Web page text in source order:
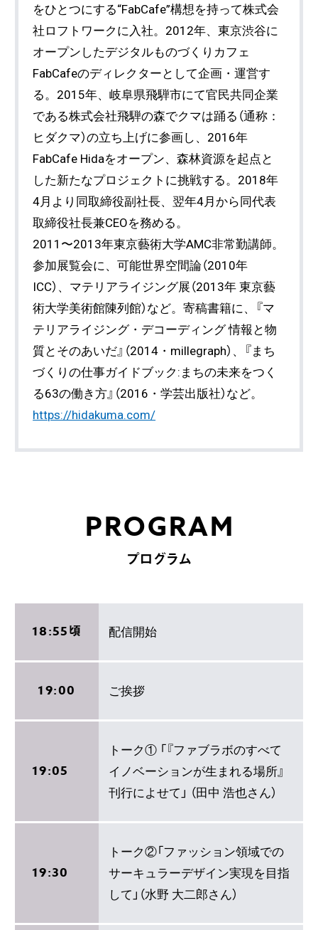
をひとつにする“FabCafe”構想を持って株式会
社ロフトワークに入社。2012年、東京渋谷に
オープンしたデジタルものづくりカフェ
FabCafeのディレクターとして企画・運営す
る。2015年、岐阜県飛騨市にて官民共同企業
である株式会社飛騨の森でクマは踊る（通称：
ヒダクマ）の立ち上げに参画し、2016年
FabCafe Hidaをオープン、森林資源を起点と
した新たなプロジェクトに挑戦する。2018年
4月より同取締役副社長、翌年4月から同代表
取締役社長兼CEOを務める。
2011〜2013年東京藝術大学AMC非常勤講師。
参加展覧会に、可能世界空間論（2010年
ICC）、マテリアライジング展（2013年 東京藝
術大学美術館陳列館）など。寄稿書籍に、『マ
テリアライジング・デコーディング 情報と物
質とそのあいだ』（2014・millegraph）、『まち
づくりの仕事ガイドブック:まちの未来をつく
る63の働き方』（2016・学芸出版社）など。
https://hidakuma.com/
PROGRAM
プログラム
18:55頃 配信開始
19:00 ご挨拶
19:05
トーク① 「『ファブラボのすべて
イノベーションが生まれる場所』
刊行によせて」 （田中 浩也さん）
19:30
トーク②「ファッション領域での
サーキュラーデザイン実現を目指
して」（水野 大二郎さん）